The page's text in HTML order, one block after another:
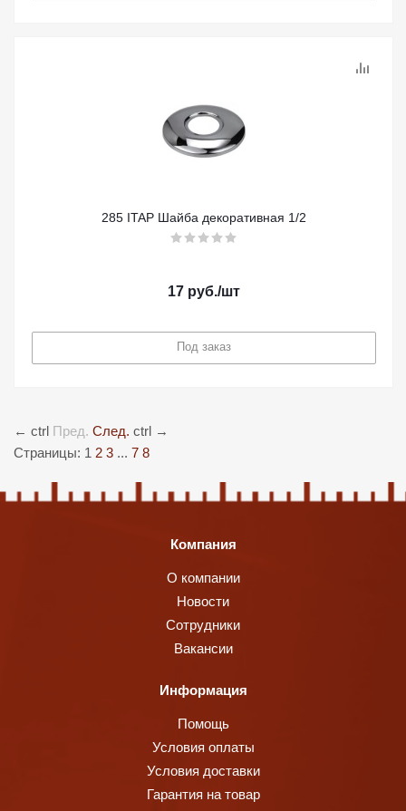
285 ITAP Шайба декоративная 1/2
17 руб./шт
Под заказ
← ctrl Пред. След. ctrl →
Страницы: 1 2 3 ... 7 8
Компания
О компании
Новости
Сотрудники
Вакансии
Информация
Помощь
Условия оплаты
Условия доставки
Гарантия на товар